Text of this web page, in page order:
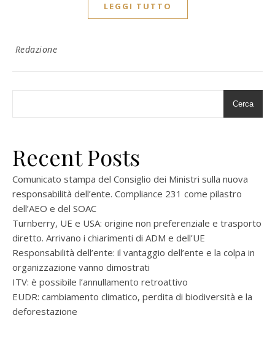
LEGGI TUTTO
Redazione
Cerca
Recent Posts
Comunicato stampa del Consiglio dei Ministri sulla nuova
responsabilità dell’ente. Compliance 231 come pilastro
dell’AEO e del SOAC
Turnberry, UE e USA: origine non preferenziale e trasporto
diretto. Arrivano i chiarimenti di ADM e dell’UE
Responsabilità dell’ente: il vantaggio dell’ente e la colpa in
organizzazione vanno dimostrati
ITV: è possibile l’annullamento retroattivo
EUDR: cambiamento climatico, perdita di biodiversità e la
deforestazione